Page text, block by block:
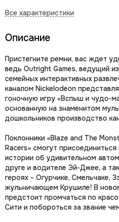
Описание
Пристегните ремни, вас ждет
ведь Outright Games, ведущий
семейных интерактивных
каналом Nickelodeon
гоночную игру «Вспыш и чудо-
основанную на знаменитом
дошкольников производство
Поклонники «Blaze and The
Racers» смогут
истории об удивительном
друге и водителе Эй-Джее, а
героях – Огурчике, Смельчаке,
жульничающем Крушиле! В
предстоит промчаться по
Сити и побороться за звание